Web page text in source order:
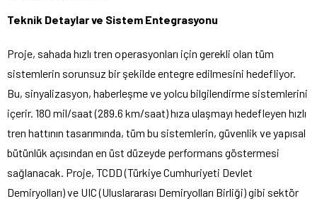
Teknik Detaylar ve Sistem Entegrasyonu
Proje, sahada hızlı tren operasyonları için gerekli olan tüm
sistemlerin sorunsuz bir şekilde entegre edilmesini hedefliyor.
Bu, sinyalizasyon, haberleşme ve yolcu bilgilendirme sistemlerini
içerir. 180 mil/saat (289.6 km/saat) hıza ulaşmayı hedefleyen hızlı
tren hattının tasarımında, tüm bu sistemlerin, güvenlik ve yapısal
bütünlük açısından en üst düzeyde performans göstermesi
sağlanacak. Proje, TCDD (Türkiye Cumhuriyeti Devlet
Demiryolları) ve UIC (Uluslararası Demiryolları Birliği) gibi sektör